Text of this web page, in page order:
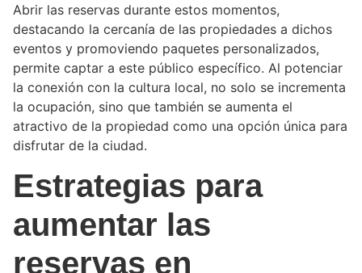
Abrir las reservas durante estos momentos,
destacando la cercanía de las propiedades a dichos
eventos y promoviendo paquetes personalizados,
permite captar a este público específico. Al potenciar
la conexión con la cultura local, no solo se incrementa
la ocupación, sino que también se aumenta el
atractivo de la propiedad como una opción única para
disfrutar de la ciudad.
Estrategias para
aumentar las
reservas en